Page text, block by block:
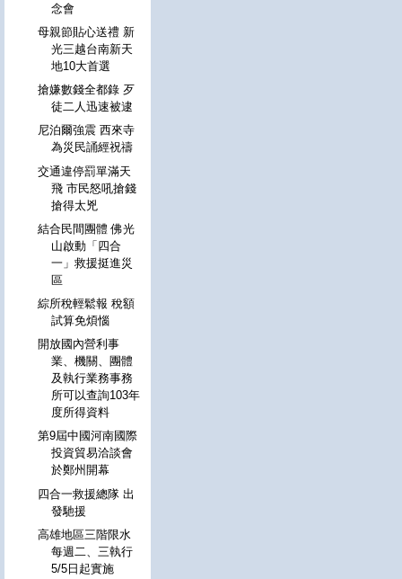
念會
母親節貼心送禮 新
光三越台南新天
地10大首選
搶嫌數錢全都錄 歹
徒二人迅速被逮
尼泊爾強震 西來寺
為災民誦經祝禱
交通違停罰單滿天
飛 市民怒吼搶錢
搶得太兇
結合民間團體 佛光
山啟動「四合
一」救援挺進災
區
綜所稅輕鬆報 稅額
試算免煩惱
開放國內營利事
業、機關、團體
及執行業務事務
所可以查詢103年
度所得資料
第9屆中國河南國際
投資貿易洽談會
於鄭州開幕
四合一救援總隊 出
發馳援
高雄地區三階限水
每週二、三執行
5/5日起實施